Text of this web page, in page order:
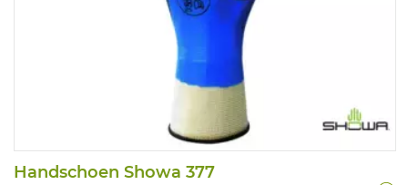
Handschoen Showa 377